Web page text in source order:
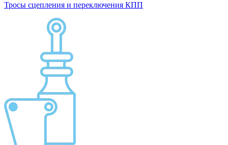
Тросы сцепления и переключения КПП